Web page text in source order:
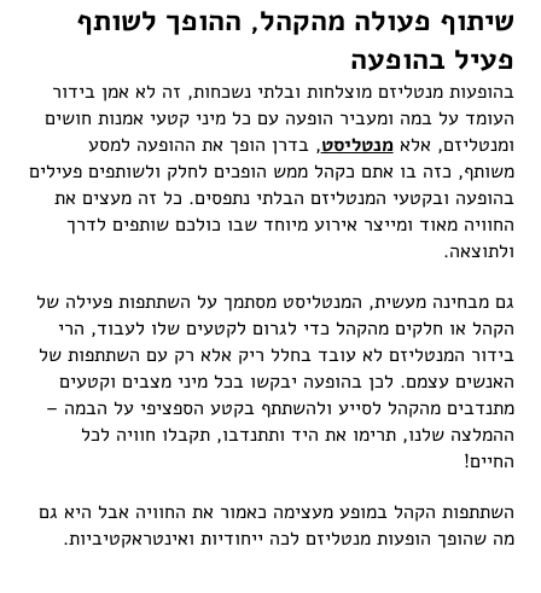
שיתוף פעולה מהקהל, ההופך לשותף
פעיל בהופעה
בהופעות מנטליזם מוצלחות ובלתי נשכחות, זה לא אמן בידור
העומד על במה ומעביר הופעה עם כל מיני קטעי אמנות חושים
ומנטליזם, אלאמנטליסט, בדרן הופך את ההופעה למסע
משותף, כזה בו אתם כקהל ממש הופכים לחלק ולשותפים פעילים
בהופעה ובקטעי המנטליזם הבלתי נתפסים. כל זה מעצים את
החוויה מאוד ומייצר אירוע מיוחד שבו כולכם שותפים לדרך
ולתוצאה.
גם מבחינה מעשית, המנטליסט מסתמך על השתתפות פעילה של
הקהל או חלקים מהקהל כדי לגרום לקטעים שלו לעבוד, הרי
בידור המנטליזם לא עובד בחלל ריק אלא רק עם השתתפות של
האנשים עצמם. לכן בהופעה יבקשו בכל מיני מצבים וקטעים
מתנדבים מהקהל לסייע ולהשתתף בקטע הספציפי על הבמה –
ההמלצה שלנו, תרימו את היד ותתנדבו, תקבלו חוויה לכל
החיים!
השתתפות הקהל במופע מעצימה כאמור את החוויה אבל היא גם
מה שהופך הופעות מנטליזם לכה ייחודיות ואינטראקטיביות.